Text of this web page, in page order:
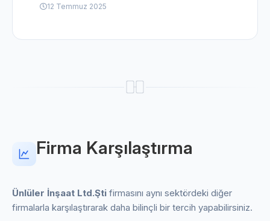
12 Temmuz 2025
Firma Karşılaştırma
Ünlüler İnşaat Ltd.Şti firmasını aynı sektördeki diğer
firmalarla karşılaştırarak daha bilinçli bir tercih yapabilirsiniz.